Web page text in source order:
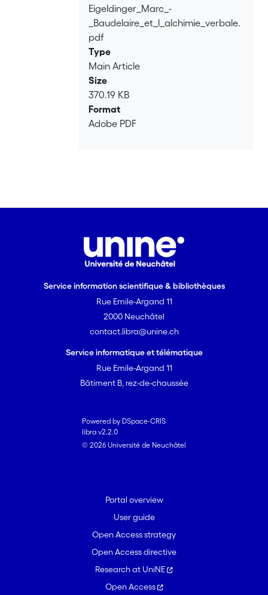
Loading...
Eigeldinger_Marc_-
_Baudelaire_et_l_alchimie_verbale.
pdf
Type
Main Article
Size
370.19 KB
Format
Adobe PDF
Service information scientifique & bibliothèques
Rue Emile-Argand 11
2000 Neuchâtel
contact.libra@unine.ch
Service informatique et télématique
Rue Emile-Argand 11
Bâtiment B, rez-de-chaussée
Powered by DSpace-CRIS
libra v2.2.0
© 2026 Université de Neuchâtel
Portal overview
User guide
Open Access strategy
Open Access directive
Research at UniNE
Open Access